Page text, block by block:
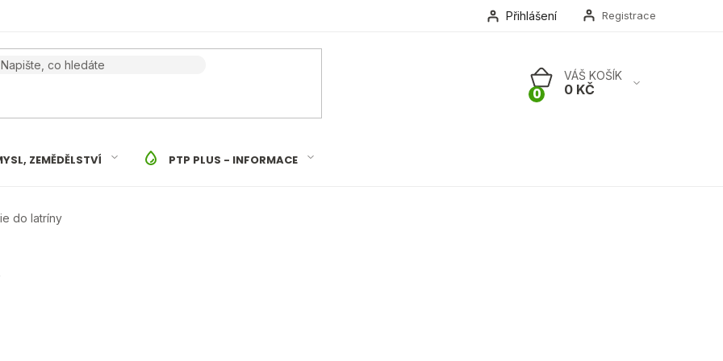
Přihlášení Registrace
NÁKUPNÍ
ZEMĚDĚLSTVÍ PTP PLUS - INFORMACE
do latríny